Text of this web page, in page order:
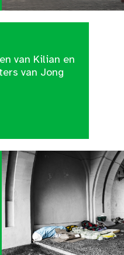
van Kilian en
van Jong